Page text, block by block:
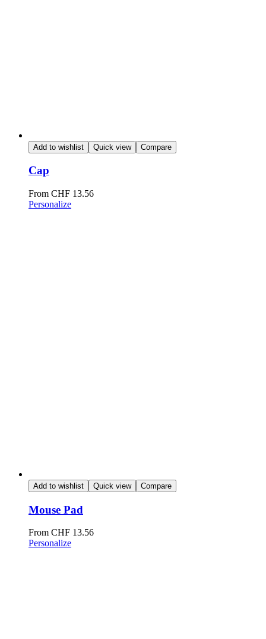
Add to wishlist Quick view Compare
Cap
From CHF 13.56
Personalize
Add to wishlist Quick view Compare
Mouse Pad
From CHF 13.56
Personalize